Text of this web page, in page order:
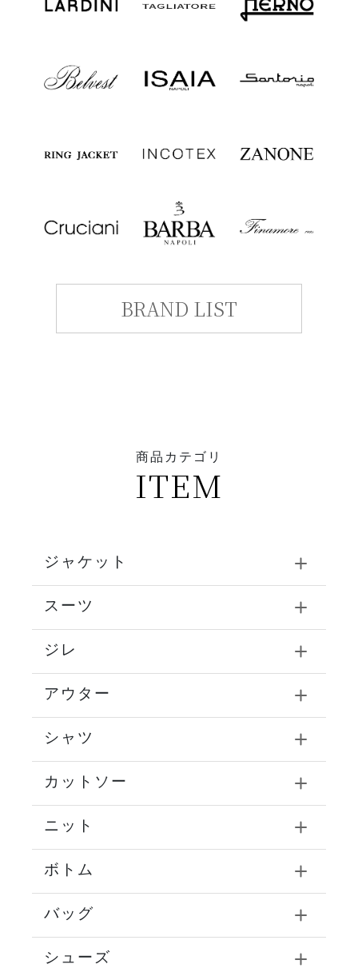
BRAND LIST
商品カテゴリ
ITEM
ジャケット
スーツ
ジレ
アウター
シャツ
カットソー
ニット
ボトム
バッグ
シューズ